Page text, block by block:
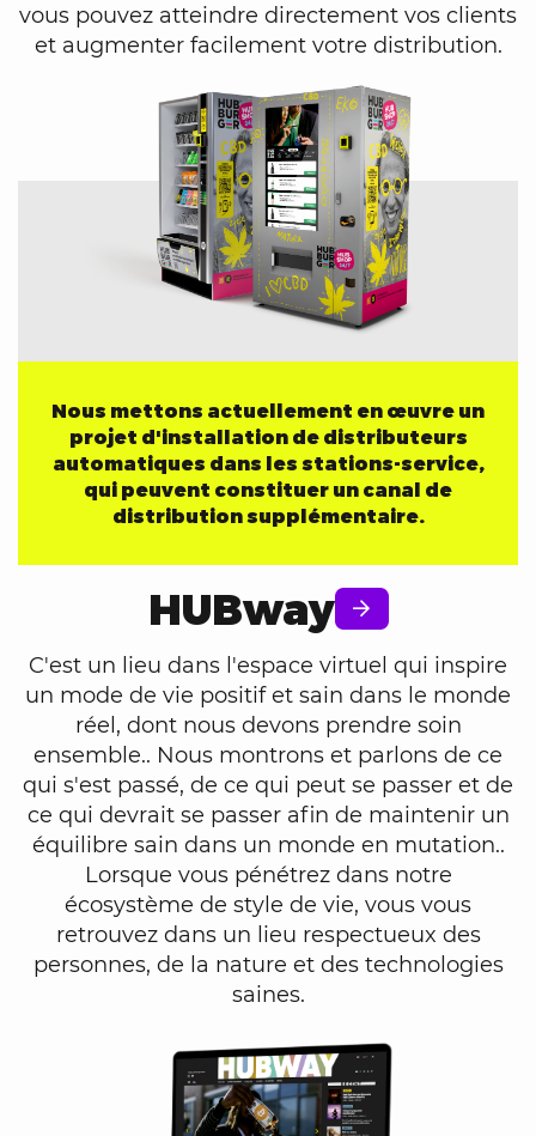
vous pouvez atteindre directement vos clients
et augmenter facilement votre distribution.
Nous mettons actuellement en œuvre un
projet d'installation de distributeurs
automatiques dans les stations-service,
qui peuvent constituer un canal de
distribution supplémentaire.
HUBway
C'est un lieu dans l'espace virtuel qui inspire
un mode de vie positif et sain dans le monde
réel, dont nous devons prendre soin
ensemble.. Nous montrons et parlons de ce
qui s'est passé, de ce qui peut se passer et de
ce qui devrait se passer afin de maintenir un
équilibre sain dans un monde en mutation..
Lorsque vous pénétrez dans notre
écosystème de style de vie, vous vous
retrouvez dans un lieu respectueux des
personnes, de la nature et des technologies
saines.